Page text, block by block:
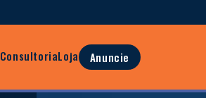
ConsultoriaLoja Anuncie